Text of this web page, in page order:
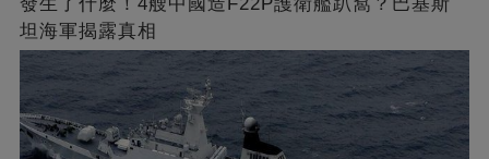
坦海軍揭露真相